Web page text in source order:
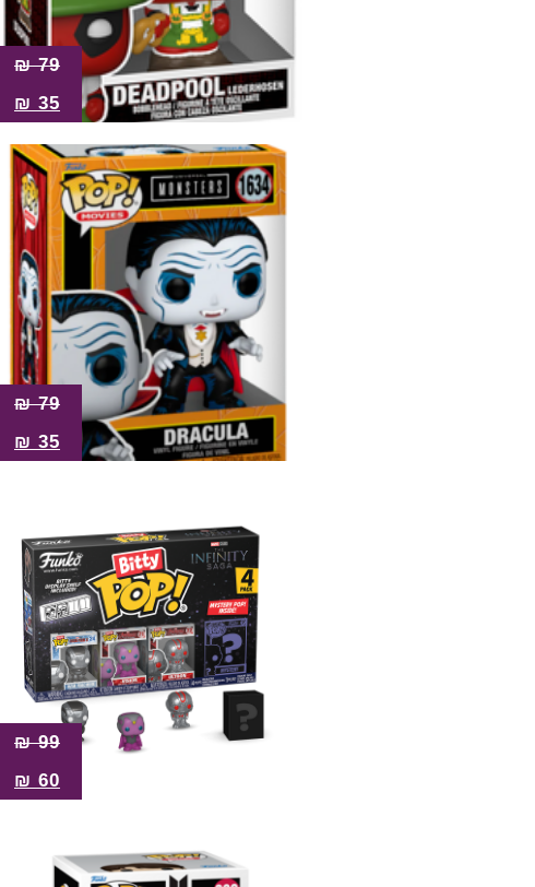
79
₪
35
₪
79
₪
35
₪
99
₪
60
₪